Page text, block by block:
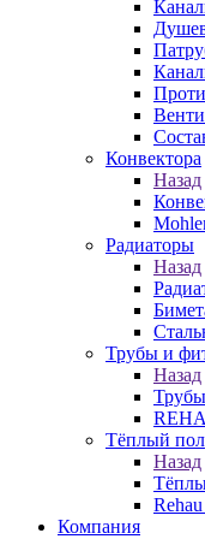
Конвектора
Назад
Радиаторы
Назад
Трубы и
Назад
Тёплый пол
Назад
Компания